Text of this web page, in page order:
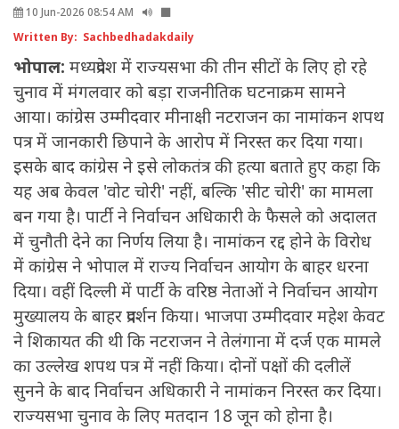
10 Jun-2026 08:54 AM
Written By: Sachbedhadakdaily
भोपाल: मध्यप्रदेश में राज्यसभा की तीन सीटों के लिए हो रहे
चुनाव में मंगलवार को बड़ा राजनीतिक घटनाक्रम सामने
आया। कांग्रेस उम्मीदवार मीनाक्षी नटराजन का नामांकन शपथ
पत्र में जानकारी छिपाने के आरोप में निरस्त कर दिया गया।
इसके बाद कांग्रेस ने इसे लोकतंत्र की हत्या बताते हुए कहा कि
यह अब केवल 'वोट चोरी' नहीं, बल्कि 'सीट चोरी' का मामला
बन गया है। पार्टी ने निर्वाचन अधिकारी के फैसले को अदालत
में चुनौती देने का निर्णय लिया है। नामांकन रद्द होने के विरोध
में कांग्रेस ने भोपाल में राज्य निर्वाचन आयोग के बाहर धरना
दिया। वहीं दिल्ली में पार्टी के वरिष्ठ नेताओं ने निर्वाचन आयोग
मुख्यालय के बाहर प्रदर्शन किया। भाजपा उम्मीदवार महेश केवट
ने शिकायत की थी कि नटराजन ने तेलंगाना में दर्ज एक मामले
का उल्लेख शपथ पत्र में नहीं किया। दोनों पक्षों की दलीलें
सुनने के बाद निर्वाचन अधिकारी ने नामांकन निरस्त कर दिया।
राज्यसभा चुनाव के लिए मतदान 18 जून को होना है।